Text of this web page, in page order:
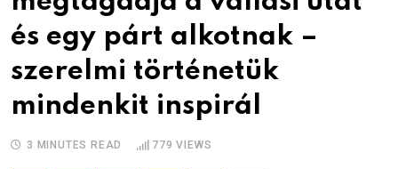
és egy párt alkotnak –
szerelmi történetük
mindenkit inspirál
3 MINUTES READ 779 VIEWS